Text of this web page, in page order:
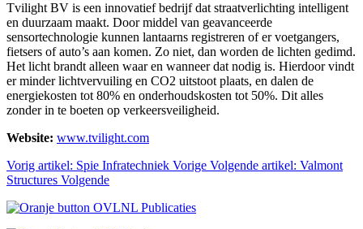
Tvilight BV is een innovatief bedrijf dat straatverlichting intelligent
en duurzaam maakt. Door middel van geavanceerde
sensortechnologie kunnen lantaarns registreren of er voetgangers,
fietsers of auto’s aan komen. Zo niet, dan worden de lichten gedimd.
Het licht brandt alleen waar en wanneer dat nodig is. Hierdoor vindt
er minder lichtvervuiling en CO2 uitstoot plaats, en dalen de
energiekosten tot 80% en onderhoudskosten tot 50%. Dit alles
zonder in te boeten op verkeersveiligheid.
Website: www.tvilight.com
Vorig artikel: Spie Infratechniek Vorige Volgende artikel: Valmont
Structures Volgende